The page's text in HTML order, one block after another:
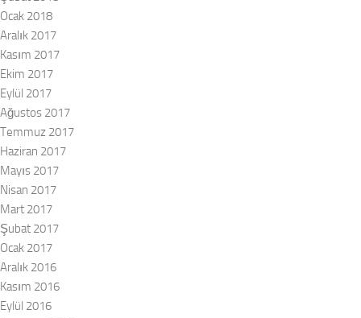
Ocak 2018
Aralık 2017
Kasım 2017
Ekim 2017
Eylül 2017
Ağustos 2017
Temmuz 2017
Haziran 2017
Mayıs 2017
Nisan 2017
Mart 2017
Şubat 2017
Ocak 2017
Aralık 2016
Kasım 2016
Eylül 2016